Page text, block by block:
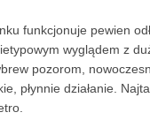
funkcjonuje pewien
wyglądem z
pozorom,
płynnie działanie.